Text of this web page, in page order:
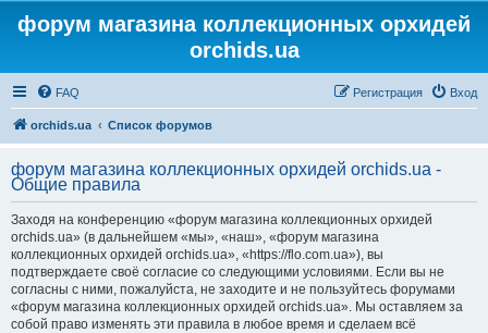
форум магазина коллекционных орхидей
orchids.ua
FAQ Вход
Регистрация
orchids.ua Список форумов
форум магазина коллекционных орхидей orchids.ua -
Общие правила
Заходя на конференцию «форум магазина коллекционных орхидей
orchids.ua» (в дальнейшем «мы», «наш», «форум магазина
коллекционных орхидей orchids.ua», «https://flo.com.ua»), вы
подтверждаете своё согласие со следующими условиями. Если вы не
согласны с ними, пожалуйста, не заходите и не пользуйтесь форумами
«форум магазина коллекционных орхидей orchids.ua». Мы оставляем за
собой право изменять эти правила в любое время и сделаем всё